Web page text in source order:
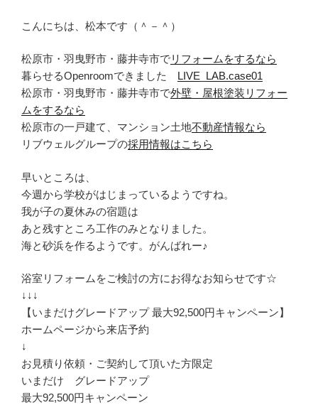
こんにちは、松本です（＾－＾）
松原市・羽曳野市・藤井寺市でリフォームをするなら
暮らせるOpenroomできました LIVE_LAB.case01
松原市・羽曳野市・藤井寺市で外壁・屋根塗装リフォー
ムをするなら
松原市の一戸建て、マンション土地不動産情報なら
リブウェルグループの採用情報はこちら
早いところは、
今週から学校がはじまっているようですね。
我が子の夏休みの宿題は
あと残すところ工作のみとなりました。
海と砂浜を作るようです。がんばれー♪
浴室リフォームをご検討の方にお得なお知らせです☆
↓↓↓
【いまだけグレードアップ 最大92,500円キャンペーン】
ホームページから来店予約
↓
お見積り依頼・ご契約して頂いた方限定
いまだけ グレードアップ
最大92,500円キャンペーン